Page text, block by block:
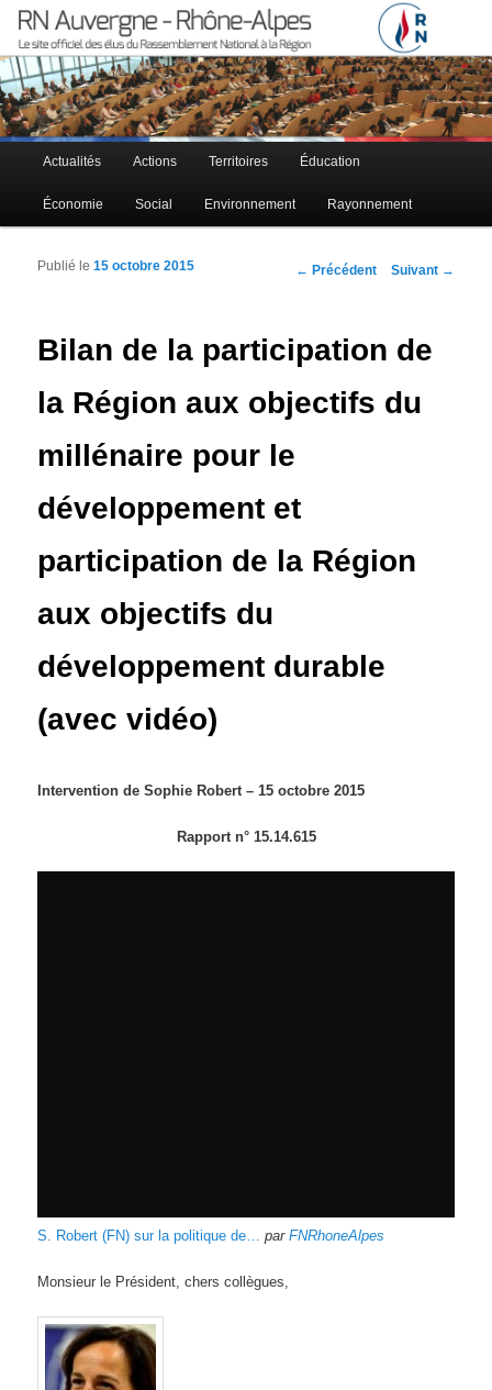
RN Auvergne – Rhône-Alpes
Le site officiel des élus RN à la région Auvergne – Rhône-Alpes
Menu principal
Aller au contenu principal
Aller au contenu secondaire
Actualités Actions Territoires Éducation
Économie Social Environnement Rayonnement
Navigation des articles
← Précédent Suivant →
Bilan de la participation de
la Région aux objectifs du
millénaire pour le
développement et
participation de la Région
aux objectifs du
développement durable
(avec vidéo)
Publié le15 octobre 2015
Intervention de Sophie Robert – 15 octobre 2015
Rapport n° 15.14.615
S. Robert (FN) sur la politique de… parFNRhoneAlpes
Monsieur le Président, chers collègues,